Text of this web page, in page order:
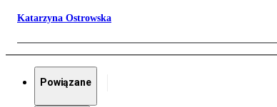
Katarzyna Ostrowska
Powiązane